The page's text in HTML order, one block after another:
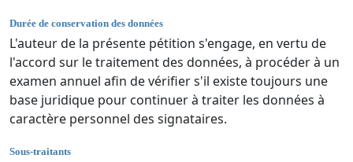
Durée de conservation des données
L'auteur de la présente pétition s'engage, en vertu de
l'accord sur le traitement des données, à procéder à un
examen annuel afin de vérifier s'il existe toujours une
base juridique pour continuer à traiter les données à
caractère personnel des signataires.
Sous-traitants